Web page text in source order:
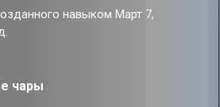
навыком Март 7,
чары